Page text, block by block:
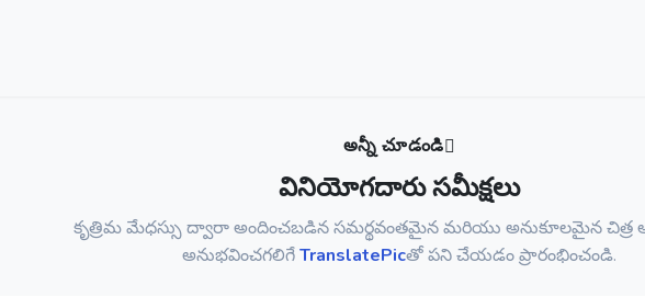
అన్నీ చూడండి
వినియోగదారు సమీక్షలు
కృత్రిమ మేధస్సు ద్వారా అందించబడిన సమర్థవంతమైన మరియు అనుకూలమైన చిత్ర
అనుభవించగలిగేTranslatePicతో పని చేయడం ప్రారంభించండి.